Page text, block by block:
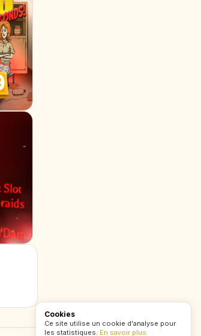
Cookies
Ce site utilise un cookie d'analyse pour
les statistiques. En savoir plus